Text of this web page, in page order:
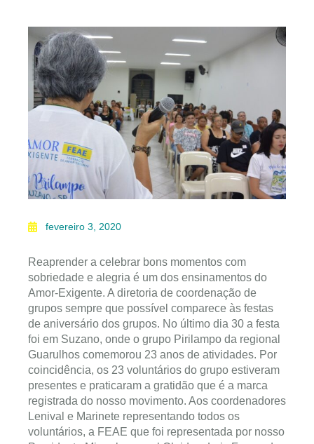
fevereiro 3, 2020
Reaprender a celebrar bons momentos com
sobriedade e alegria é um dos ensinamentos do
Amor-Exigente. A diretoria de coordenação de
grupos sempre que possível comparece às festas
de aniversário dos grupos. No último dia 30 a festa
foi em Suzano, onde o grupo Pirilampo da regional
Guarulhos comemorou 23 anos de atividades. Por
coincidência, os 23 voluntários do grupo estiveram
presentes e praticaram a gratidão que é a marca
registrada do nosso movimento. Aos coordenadores
Lenival e Marinete representando todos os
voluntários, a FEAE que foi representada por nosso